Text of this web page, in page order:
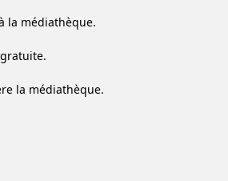
la médiathèque.
la médiathèque.